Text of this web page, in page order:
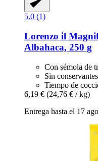
5.0 (1)
Lorenzo il
Albahaca, 250 g
Con sémola de
Sin
Tiempo de
6,19 € (24,76 € / kg)
Entrega hasta el 17